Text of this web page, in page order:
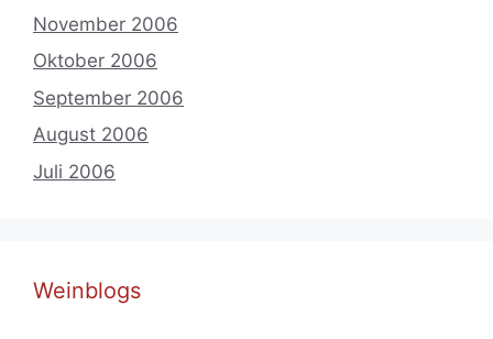
November 2006
Oktober 2006
September 2006
August 2006
Juli 2006
Weinblogs